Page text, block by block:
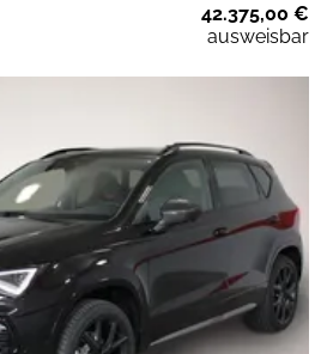
42.375,00 €
ausweisbar